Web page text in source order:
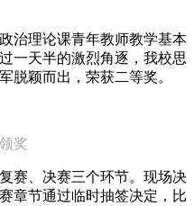
治理论课青年教师教学基本
一天半的激烈角逐，我校思
脱颖而出，荣获二等奖。
奖
赛、决赛三个环节。现场决
章节通过临时抽签决定，比